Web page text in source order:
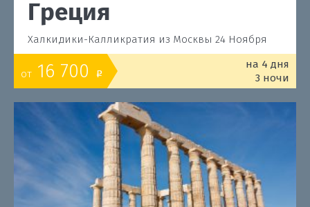
Греция
Халкидики-Калликратия из Москвы 24 Ноября
от 16 700 o
на 4 дня
3 ночи